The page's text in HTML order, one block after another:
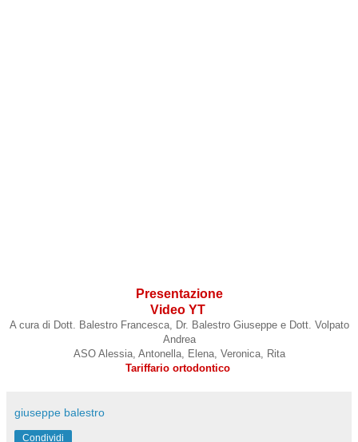
Presentazione
Video YT
A cura di Dott. Balestro Francesca, Dr. Balestro Giuseppe e Dott. Volpato
Andrea
ASO Alessia, Antonella, Elena, Veronica, Rita
Tariffario ortodontico
giuseppe balestro
Condividi